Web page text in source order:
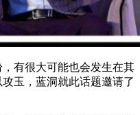
有很大可能也会发生在其
玉，蓝洞就此话题邀请了